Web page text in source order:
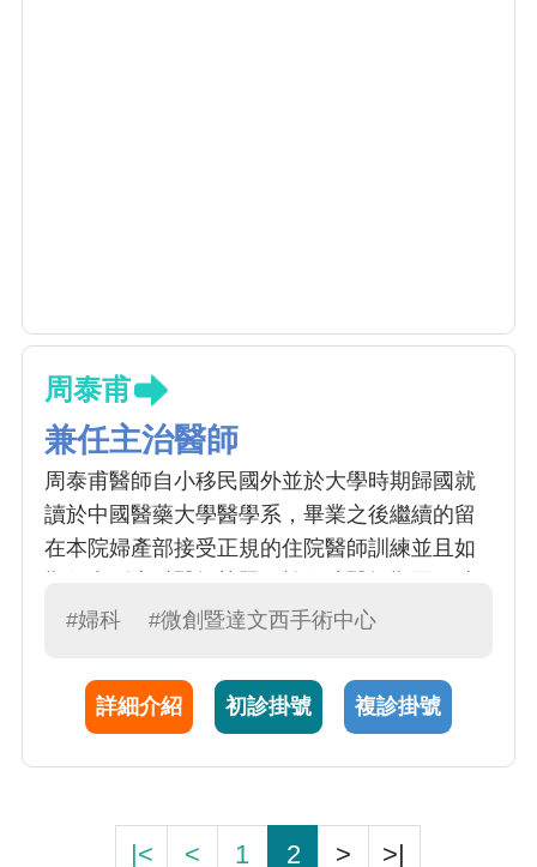
周泰甫
兼任主治醫師
周泰甫醫師自小移民國外並於大學時期歸國就
讀於中國醫藥大學醫學系，畢業之後繼續的留
在本院婦產部接受正規的住院醫師訓練並且如
也得到最佳住院醫師，教學住院醫師等殊榮，
親，為人開朗，樂於分享相關醫療專業以及衛
教資訊等。
#婦科 #微創暨達文西手術中心
詳細介紹 初診掛號 複診掛號
|< < 1 2 > >|